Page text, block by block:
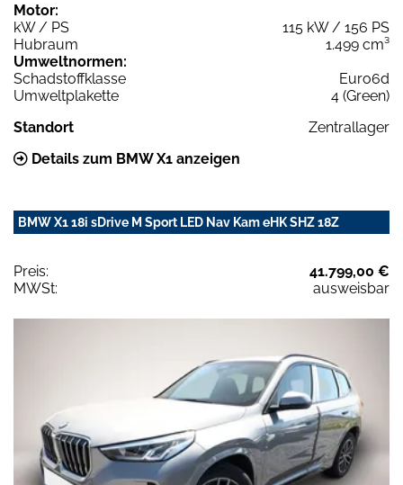
Motor:
kW / PS
115 kW / 156 PS
Hubraum
1.499 cm³
Umweltnormen:
Schadstoffklasse
Euro6d
Umweltplakette
4 (Green)
Standort
Zentrallager
Details zum BMW X1 anzeigen
BMW X1 18i sDrive M Sport LED Nav Kam eHK SHZ 18Z
Preis:
41.799,00 €
MWSt:
ausweisbar